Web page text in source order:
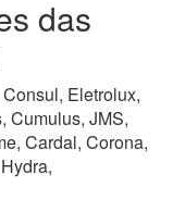
das
Eletrolux,
Cumulus, JMS,
Cardal, Corona,